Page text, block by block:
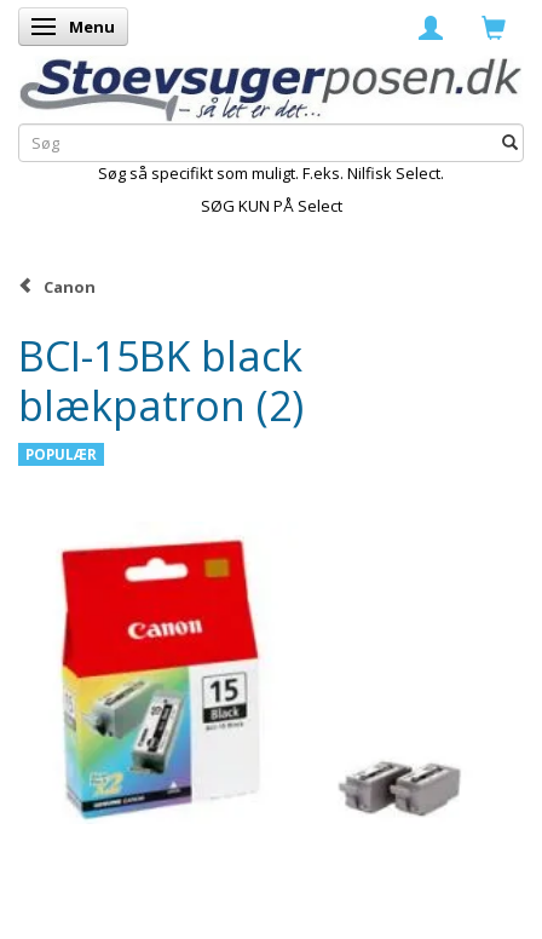
Skifte navigation
Menu
Søg så specifikt som muligt. F.eks. Nilfisk Select.
SØG KUN PÅ Select
Canon
BCI-15BK black
blækpatron (2)
POPULÆR